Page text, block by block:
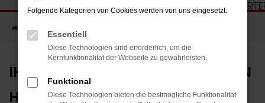
VOM KLEINWAGEN BIS ZUM
Startseite
IHR SPEZIALIST FÜR MIETWAGEN IN
HORB AM NECKAR AN DER A81!
Folgende Kategorien von Cookies werden von uns eingesetzt:
Essentiell
Diese Technologien sind erforderlich, um die
Kernfunktionalität der Webseite zu gewährleisten.
Funktional
Diese Technologien bieten die bestmögliche Funktionalität